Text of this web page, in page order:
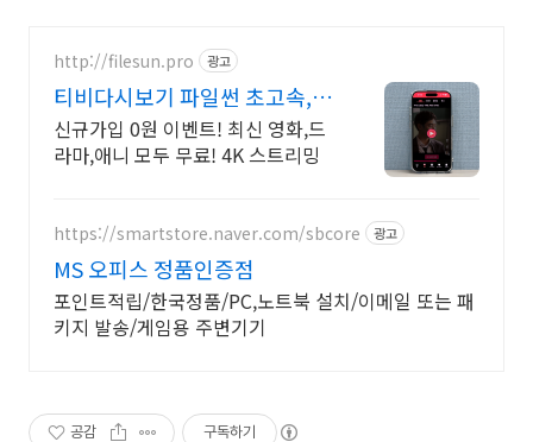
http://filesun.pro 광고
티비다시보기 파일썬 초고속,
4K 실시간 보기!
신규가입 0원 이벤트! 최신 영화,드
라마,애니 모두 무료! 4K 스트리밍
https://smartstore.naver.com/sbcore 광고
MS 오피스 정품인증점
포인트적립/한국정품/PC,노트북 설치/이메일 또는 패
키지 발송/게임용 주변기기
공감 구독하기